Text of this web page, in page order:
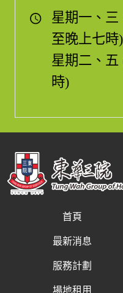
星期一、
至晚上七時)
星期二、
時)
首頁
最新消息
服務計劃
場地租用